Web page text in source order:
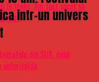
în trafic. Am fost șocat să
oras
din SUA, după
autorităţile
intr-un univers